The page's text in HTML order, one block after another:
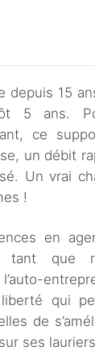
depuis 15
5 ans.
ce
un débit
Un vrai
!
en
tant que
qui
de
ses